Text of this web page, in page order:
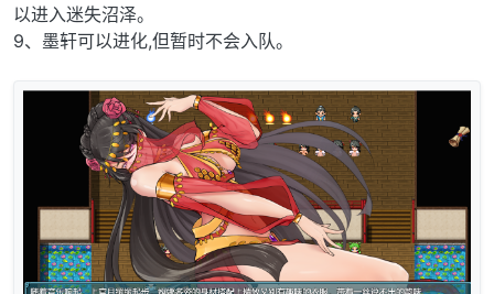
以进入迷失沼泽。
9、墨轩可以进化,但暂时不会入队。